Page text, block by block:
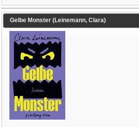
Gelbe Monster (Leinemann, Clara)